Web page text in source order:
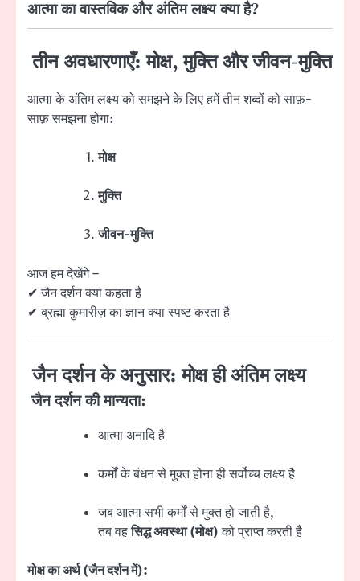
आत्मा का वास्तविक और अंतिम लक्ष्य क्या है?
तीन अवधारणाएँ: मोक्ष, मुक्ति और जीवन-मुक्ति
आत्मा के अंतिम लक्ष्य को समझने के लिए हमें तीन शब्दों को साफ़-
साफ़ समझना होगा:
मोक्ष
मुक्ति
जीवन-मुक्ति
आज हम देखेंगे –
✔ जैन दर्शन क्या कहता है
✔ ब्रह्मा कुमारीज़ का ज्ञान क्या स्पष्ट करता है
जैन दर्शन के अनुसार: मोक्ष ही अंतिम लक्ष्य
जैन दर्शन की मान्यता:
आत्मा अनादि है
कर्मों के बंधन से मुक्त होना ही सर्वोच्च लक्ष्य है
जब आत्मा सभी कर्मों से मुक्त हो जाती है,
तब वहसिद्ध अवस्था (मोक्ष)को प्राप्त करती है
मोक्ष का अर्थ (जैन दर्शन में):